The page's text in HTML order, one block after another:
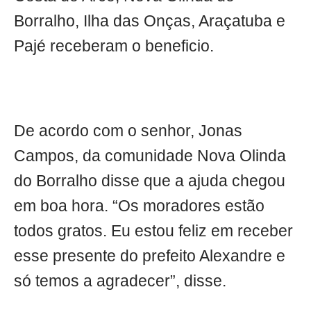
Borralho, Ilha das Onças, Araçatuba e
Pajé receberam o beneficio.
De acordo com o senhor, Jonas
Campos, da comunidade Nova Olinda
do Borralho disse que a ajuda chegou
em boa hora. “Os moradores estão
todos gratos. Eu estou feliz em receber
esse presente do prefeito Alexandre e
só temos a agradecer”, disse.